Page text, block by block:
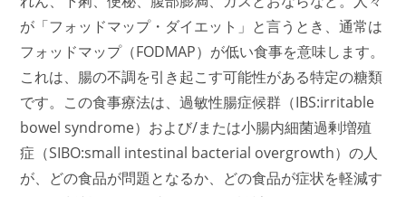
が「フォッドマップ・ダイエット」と言うとき、通常は
フォッドマップ（FODMAP）が低い食事を意味します。
これは、腸の不調を引き起こす可能性がある特定の糖類
です。この食事療法は、過敏性腸症候群（IBS:irritable
bowel syndrome）および/または小腸内細菌過剰増殖
症（SIBO:small intestinal bacterial overgrowth）の人
が、どの食品が問題となるか、どの食品が症状を軽減す